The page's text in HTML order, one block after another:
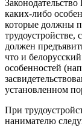
каких-либо
которые должны
трудоустройстве,
должен
что и
особенностей
установленном
При
нанимателю